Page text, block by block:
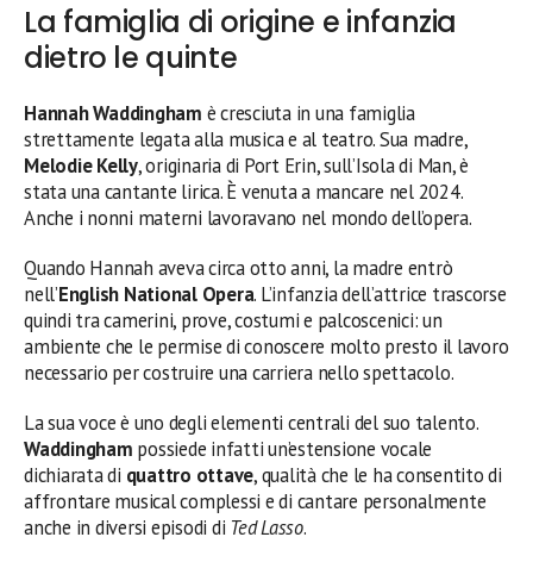
La famiglia di origine e infanzia
dietro le quinte
Hannah Waddingham è cresciuta in una famiglia
strettamente legata alla musica e al teatro. Sua madre,
Melodie Kelly, originaria di Port Erin, sull’Isola di Man, è
stata una cantante lirica. È venuta a mancare nel 2024.
Anche i nonni materni lavoravano nel mondo dell’opera.
Quando Hannah aveva circa otto anni, la madre entrò
nell’English National Opera. L’infanzia dell’attrice trascorse
quindi tra camerini, prove, costumi e palcoscenici: un
ambiente che le permise di conoscere molto presto il lavoro
necessario per costruire una carriera nello spettacolo.
La sua voce è uno degli elementi centrali del suo talento.
Waddingham possiede infatti un’estensione vocale
dichiarata di quattro ottave, qualità che le ha consentito di
affrontare musical complessi e di cantare personalmente
anche in diversi episodi di Ted Lasso.